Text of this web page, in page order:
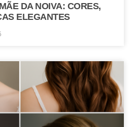
DA NOIVA: CORES,
ELEGANTES